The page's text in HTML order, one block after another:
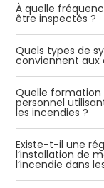
À quelle
être inspectés ?
Quels types de
conviennent aux
Quelle
personnel
les incendies ?
Existe-t-il une
l’installation de
l’incendie dans